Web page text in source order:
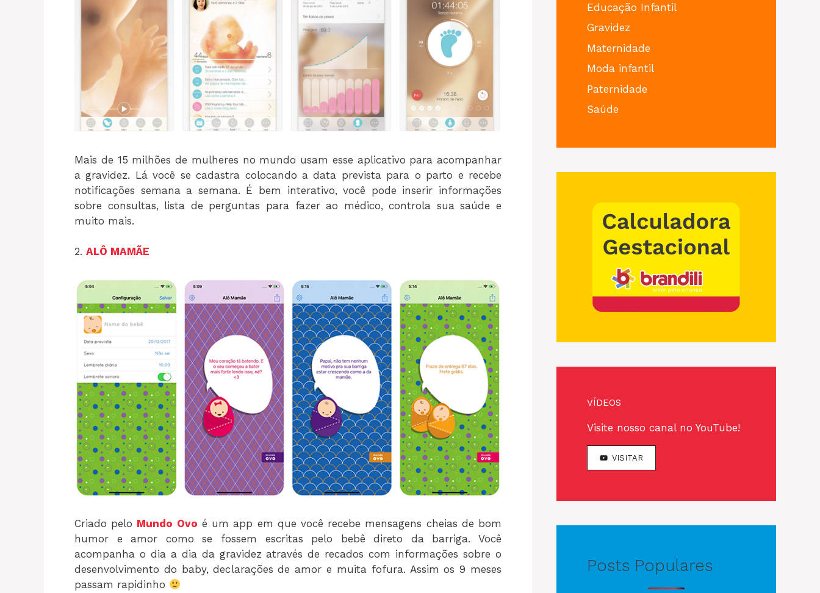
Mais de 15 milhões de mulheres no mundo usam esse aplicativo para acompanhar
a gravidez. Lá você se cadastra colocando a data prevista para o parto e recebe
notificações semana a semana. É bem interativo, você pode inserir informações
sobre consultas, lista de perguntas para fazer ao médico, controla sua saúde e
muito mais.
2. ALÔ MAMÃE
Criado pelo Mundo Ovo é um app em que você recebe mensagens cheias de bom
humor e amor como se fossem escritas pelo bebê direto da barriga. Você
acompanha o dia a dia da gravidez através de recados com informações sobre o
desenvolvimento do baby, declarações de amor e muita fofura. Assim os 9 meses
passam rapidinho
Educação Infantil
Gravidez
Maternidade
Moda infantil
Paternidade
Saúde
VÍDEOS
Visite nosso canal no YouTube!
VISITAR
Posts Populares